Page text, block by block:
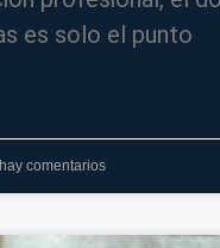
es solo el punto
comentarios